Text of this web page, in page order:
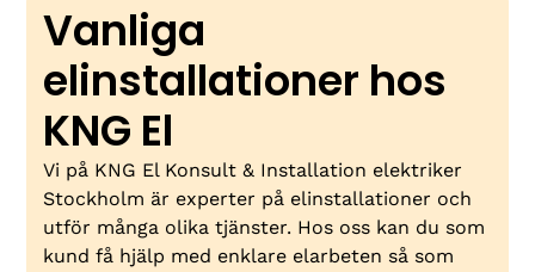
Vanliga
elinstallationer hos
KNG El
Vi på KNG El Konsult & Installation elektriker
Stockholm är experter på elinstallationer och
utför många olika tjänster. Hos oss kan du som
kund få hjälp med enklare elarbeten så som